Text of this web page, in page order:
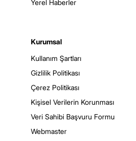
Yerel Haberler
Kurumsal
Kullanım Şartları
Gizlilik Politikası
Çerez Politikası
Kişisel Verilerin Korunması
Veri Sahibi Başvuru Formu
Webmaster